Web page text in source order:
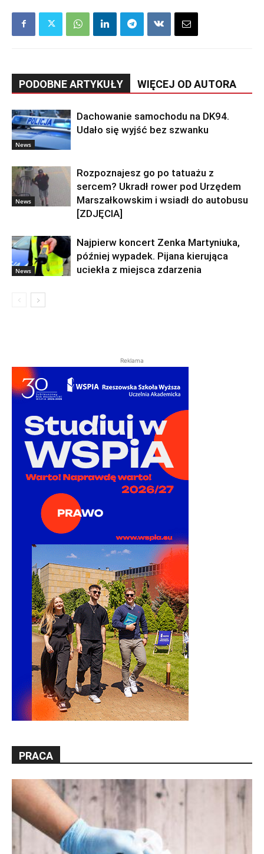
PODOBNE ARTYKUŁY WIĘCEJ OD AUTORA
News
Dachowanie samochodu na DK94.
Udało się wyjść bez szwanku
News
Rozpoznajesz go po tatuażu z
sercem? Ukradł rower pod Urzędem
Marszałkowskim i wsiadł do autobusu
[ZDJĘCIA]
News
Najpierw koncert Zenka Martyniuka,
później wypadek. Pijana kierująca
uciekła z miejsca zdarzenia
Reklama
PRACA